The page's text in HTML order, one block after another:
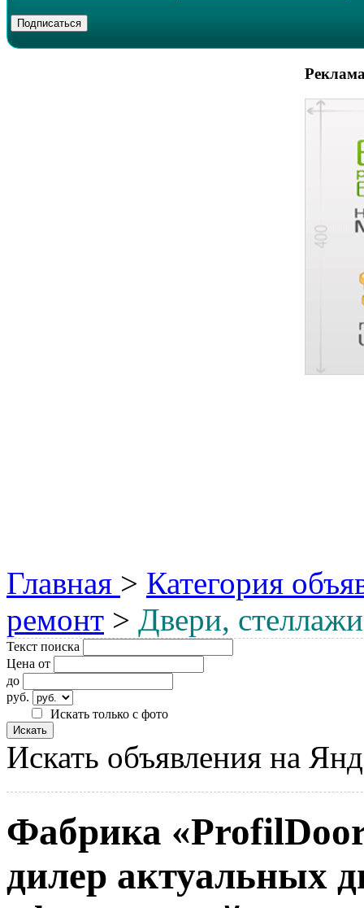
Главная > Категория
ремонт > Двери,
Текст поиска
Цена от
до
руб.
Искать только с фото
Искать объявления на
Фабрика
дилер актуальных